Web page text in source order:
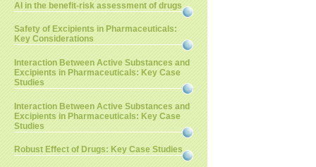
AI in the benefit-risk assessment of drugs
Safety of Excipients in Pharmaceuticals:
Key Considerations
Interaction Between Active Substances and
Excipients in Pharmaceuticals: Key Case
Studies
Interaction Between Active Substances and
Excipients in Pharmaceuticals: Key Case
Studies
Robust Effect of Drugs: Key Case Studies